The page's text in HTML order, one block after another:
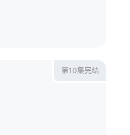
第10集完结